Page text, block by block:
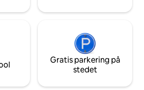
betyder noget.
Gratis parkering på
stedet